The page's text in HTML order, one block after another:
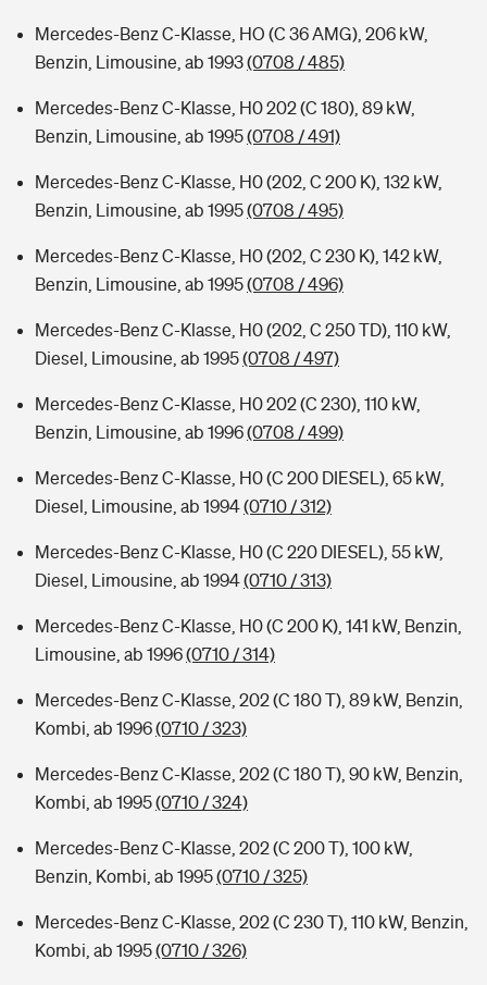
Mercedes-Benz C-Klasse, HO (C 36 AMG), 206 kW,
Benzin, Limousine, ab 1993(0708 / 485)
Mercedes-Benz C-Klasse, H0 202 (C 180), 89 kW,
Benzin, Limousine, ab 1995(0708 / 491)
Mercedes-Benz C-Klasse, H0 (202, C 200 K), 132 kW,
Benzin, Limousine, ab 1995(0708 / 495)
Mercedes-Benz C-Klasse, H0 (202, C 230 K), 142 kW,
Benzin, Limousine, ab 1995(0708 / 496)
Mercedes-Benz C-Klasse, H0 (202, C 250 TD), 110 kW,
Diesel, Limousine, ab 1995(0708 / 497)
Mercedes-Benz C-Klasse, H0 202 (C 230), 110 kW,
Benzin, Limousine, ab 1996(0708 / 499)
Mercedes-Benz C-Klasse, H0 (C 200 DIESEL), 65 kW,
Diesel, Limousine, ab 1994(0710 / 312)
Mercedes-Benz C-Klasse, H0 (C 220 DIESEL), 55 kW,
Diesel, Limousine, ab 1994(0710 / 313)
Mercedes-Benz C-Klasse, H0 (C 200 K), 141 kW, Benzin,
Limousine, ab 1996(0710 / 314)
Mercedes-Benz C-Klasse, 202 (C 180 T), 89 kW, Benzin,
Kombi, ab 1996(0710 / 323)
Mercedes-Benz C-Klasse, 202 (C 180 T), 90 kW, Benzin,
Kombi, ab 1995(0710 / 324)
Mercedes-Benz C-Klasse, 202 (C 200 T), 100 kW,
Benzin, Kombi, ab 1995(0710 / 325)
Mercedes-Benz C-Klasse, 202 (C 230 T), 110 kW, Benzin,
Kombi, ab 1995(0710 / 326)